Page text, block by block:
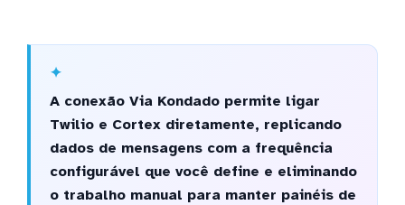
A conexão Via Kondado permite ligar
Twilio e Cortex diretamente, replicando
dados de mensagens com a frequência
configurável que você define e eliminando
o trabalho manual para manter painéis de